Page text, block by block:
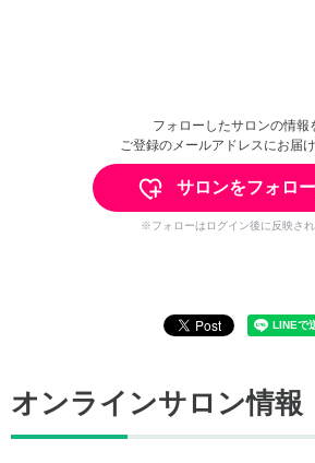
フォローしたサロンの情報
ご登録のメールアドレスにお届け
サロンをフォロ
※フォローはログイン後に反映され
オンラインサロン情報